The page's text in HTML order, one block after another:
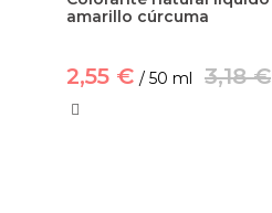
amarillo cúrcuma
2,55 € / 50 ml 3,18 €